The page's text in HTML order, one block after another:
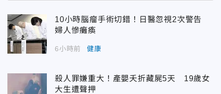
10小時腦瘤手術切錯！日醫忽視2次警告
婦人慘癱瘓
6小時前 健康
殺人罪嫌重大！產嬰夭折藏屍5天 19歲女
大生遭聲押